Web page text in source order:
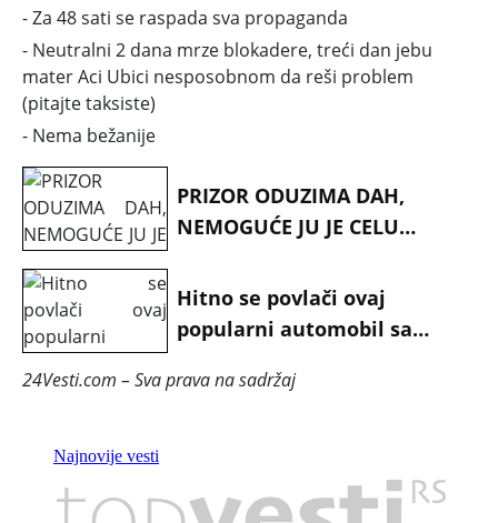
- Za 48 sati se raspada sva propaganda
- Neutralni 2 dana mrze blokadere, treći dan jebu
mater Aci Ubici nesposobnom da reši problem
(pitajte taksiste)
- Nema bežanije
PRIZOR ODUZIMA DAH,
NEMOGUĆE JU JE CELU
Hitno se povlači ovaj
popularni automobil sa
izbacivanja putnika iz
24Vesti.com – Sva prava na sadržaj